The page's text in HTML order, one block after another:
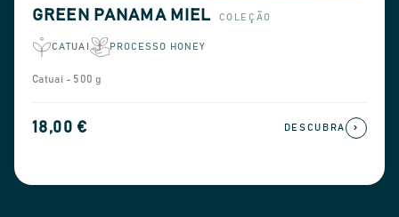
GREEN PANAMA MIEL COLEÇÃO
CATUAI PROCESSO HONEY
Catuai - 500 g
18,00 € DESCUBRA ›